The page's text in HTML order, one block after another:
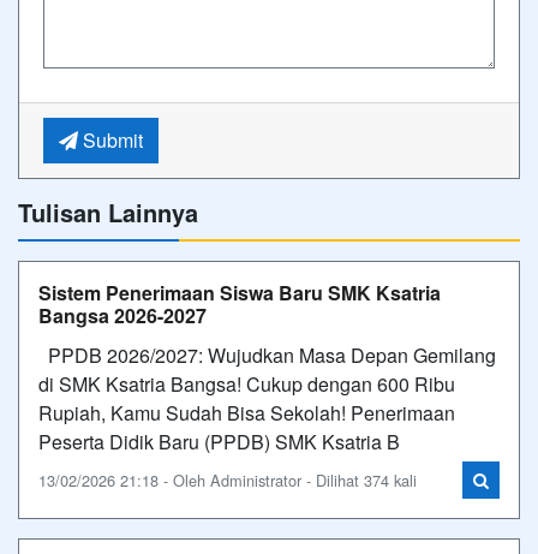
Submit
Tulisan Lainnya
Sistem Penerimaan Siswa Baru SMK Ksatria
Bangsa 2026-2027
PPDB 2026/2027: Wujudkan Masa Depan Gemilang
di SMK Ksatria Bangsa! Cukup dengan 600 Ribu
Rupiah, Kamu Sudah Bisa Sekolah! Penerimaan
Peserta Didik Baru (PPDB) SMK Ksatria B
13/02/2026 21:18 - Oleh Administrator - Dilihat 374 kali